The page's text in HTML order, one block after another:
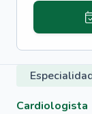
Cardiologista